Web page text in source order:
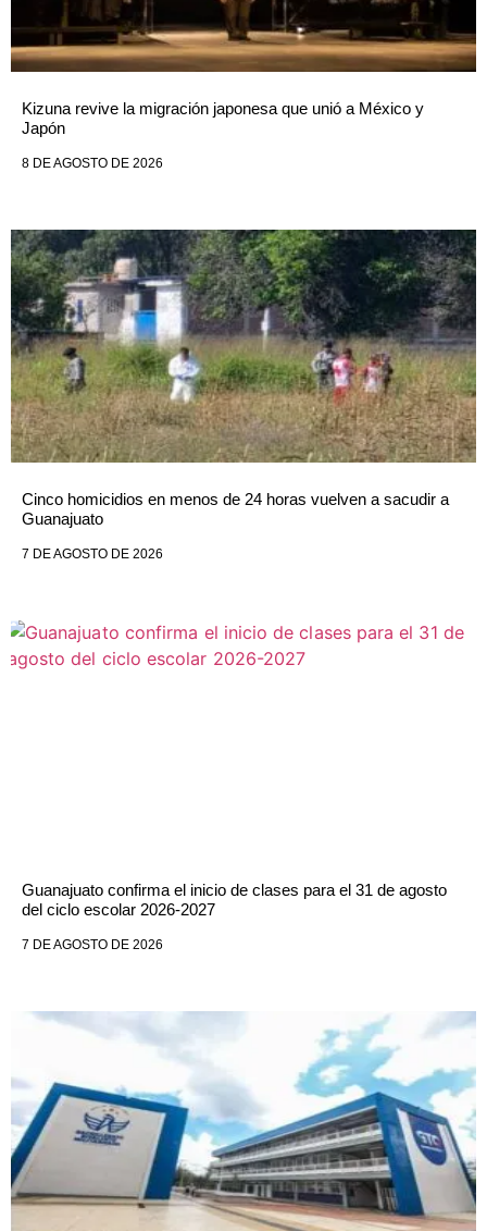
Kizuna revive la migración japonesa que unió a México y
Japón
8 DE AGOSTO DE 2026
Cinco homicidios en menos de 24 horas vuelven a sacudir a
Guanajuato
7 DE AGOSTO DE 2026
Guanajuato confirma el inicio de clases para el 31 de agosto
del ciclo escolar 2026-2027
7 DE AGOSTO DE 2026